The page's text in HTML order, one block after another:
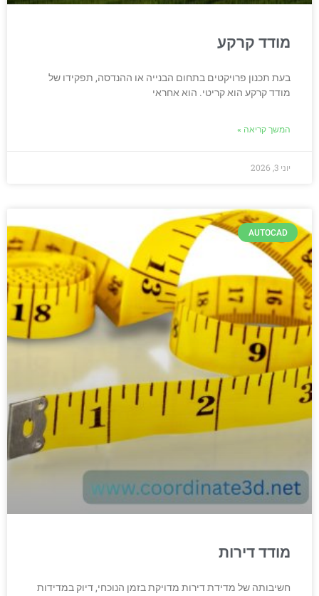
מודד קרקע
בעת תכנון פרויקטים בתחום הבנייה או ההנדסה, תפקידו של
מודד קרקע הוא קריטי. הוא אחראי
המשך קריאה »
יוני 3, 2026
AUTOCAD
מודד דירות
חשיבותה של מדידת דירות מדויקת בזמן הנוכחי, דיוק במדידות